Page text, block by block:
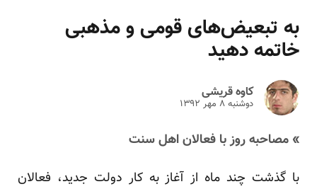
به تبعیض‌های قومی و مذهبی
خاتمه دهید
کاوه قریشی
دوشنبه ۸ مهر ۱۳۹۲
» مصاحبه روز با فعالان اهل سنت
با گذشت چند ماه از آغاز به کار دولت جدید، فعالان